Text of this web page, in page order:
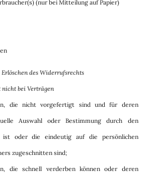
(nur bei Mitteilung auf Papier)
des Widerrufsrechts
nicht bei Verträgen
die nicht vorgefertigt sind und für deren
Auswahl oder Bestimmung durch den
ist oder die eindeutig auf die persönlichen
zugeschnitten sind;
die schnell verderben können oder deren